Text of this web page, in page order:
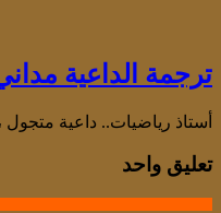
ترجمة الداعية
أستاذ رياضيات.. داعية
تعليق واحد